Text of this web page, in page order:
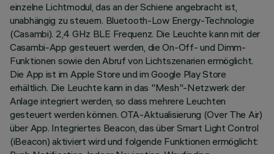
einzelne Lichtmodul, das an der Schiene angebracht ist,
unabhängig zu steuern. Bluetooth-Low Energy-Technologie
(Casambi). 2,4 GHz BLE Frequenz. Die Leuchte kann mit der
Casambi-App gesteuert werden, die On-Off- und Dimm-
Funktionen sowie den Abruf von Lichtszenarien ermöglicht.
Die App ist im Apple Store und im Google Play Store
erhältlich. Die Leuchte kann in das "Mesh"-Netzwerk der
Anlage integriert werden, so dass mehrere Leuchten
gesteuert werden können. OTA-Aktualisierung (Over The Air)
über App. Integriertes Beacon, das über Smart Light Control
(iBeacon) aktiviert wird und folgende Funktionen ermöglicht: